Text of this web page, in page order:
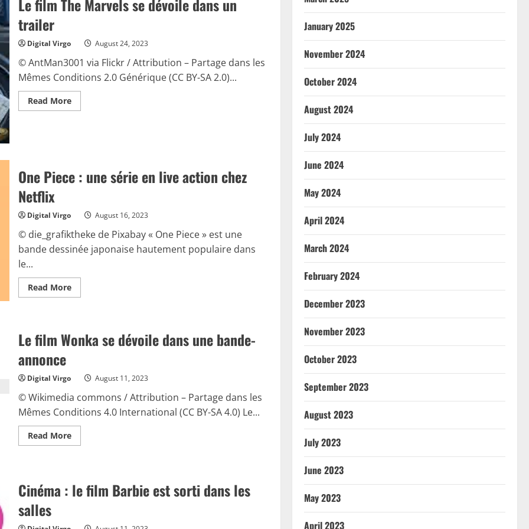
Wick
arrive
Le film The Marvels se dévoile dans un
trailer
Digital Virgo August 24, 2023
© AntMan3001 via Flickr / Attribution – Partage dans les
Mêmes Conditions 2.0 Générique (CC BY-SA 2.0)...
Read MoreRead
more
dans
un
One Piece : une série en live action chez
Netflix
Digital Virgo August 16, 2023
© die_grafiktheke de Pixabay « One Piece » est une
bande dessinée japonaise hautement populaire dans
le...
Read MoreRead
more
une
série
chez
Le film Wonka se dévoile dans une bande-
annonce
Digital Virgo August 11, 2023
© Wikimedia commons / Attribution – Partage dans les
Mêmes Conditions 4.0 International (CC BY-SA 4.0) Le...
Read MoreRead
more
se
dévoile
dans
annonce
Cinéma : le film Barbie est sorti dans les
salles
January 2025
November 2024
October 2024
August 2024
July 2024
June 2024
May 2024
April 2024
March 2024
February 2024
December 2023
November 2023
October 2023
September 2023
August 2023
July 2023
June 2023
May 2023
April 2023